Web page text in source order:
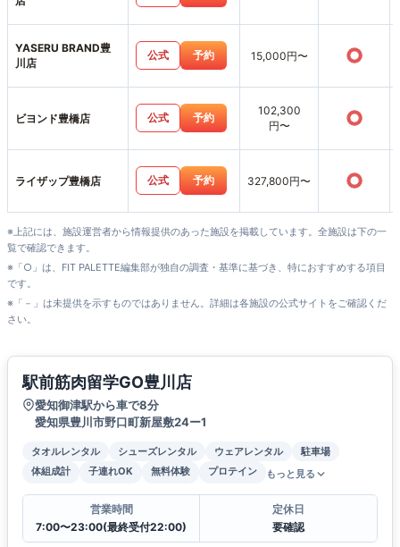
YASERU BRAND豊
川店
公式 予約 15,000円〜 ○
ビヨンド豊橋店 公式 予約
102,300
円〜
○
ライザップ豊橋店 公式 予約 327,800円〜 ○
※上記には、施設運営者から情報提供のあった施設を掲載しています。全施設は下の一
覧で確認できます。
※「○」は、FIT PALETTE編集部が独自の調査・基準に基づき、特におすすめする項目
です。
※「－」は未提供を示すものではありません。詳細は各施設の公式サイトをご確認くだ
さい。
駅前筋肉留学GO豊川店
愛知御津駅から車で8分
愛知県豊川市野口町新屋敷24ー1
タオルレンタル シューズレンタル ウェアレンタル
駐車場
体組成計
子連れOK 無料体験 プロテイン もっと見る
営業時間
7:00〜23:00(最終受付22:00)
定休日
要確認